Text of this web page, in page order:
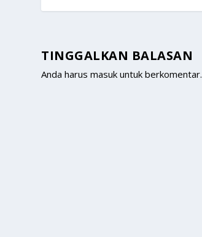
TINGGALKAN BALASAN
Anda harusmasuk untuk berkomentar.